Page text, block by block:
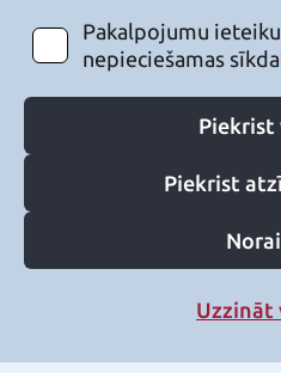
Pakalpojumu
nepieciešamas
Piekrist
Piekrist
Uzzināt